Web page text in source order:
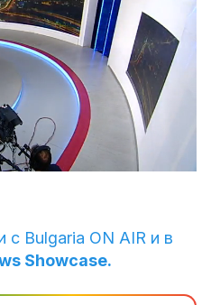
с Bulgaria ON AIR и в
Showcase.